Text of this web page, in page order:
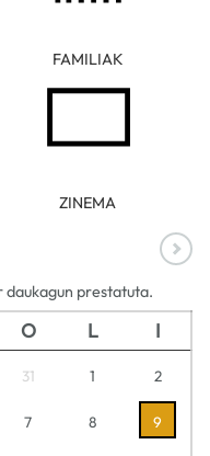
FAMILIAK
ZINEMA
daukagun prestatuta.
O L I
31 1 2
7 8 9